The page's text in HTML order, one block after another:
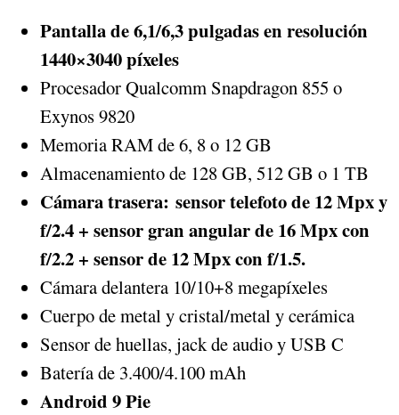
Pantalla de 6,1/6,3 pulgadas en resolución
1440×3040 píxeles
Procesador Qualcomm Snapdragon 855 o
Exynos 9820
Memoria RAM de 6, 8 o 12 GB
Almacenamiento de 128 GB, 512 GB o 1 TB
Cámara trasera: sensor telefoto de 12 Mpx y
f/2.4 + sensor gran angular de 16 Mpx con
f/2.2 + sensor de 12 Mpx con f/1.5.
Cámara delantera 10/10+8 megapíxeles
Cuerpo de metal y cristal/metal y cerámica
Sensor de huellas, jack de audio y USB C
Batería de 3.400/4.100 mAh
Android 9 Pie